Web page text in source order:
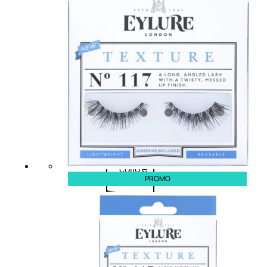
viso giorno
Trattamento
viso notte
Trattamento
viso 24 ore
Trattamento
viso antietà
Trattamento
viso
Trattamento
collo e
décolleté
Trattamento
viso BB e CC
cream
occhi
Trattamento
labbra
Detergenti
trattanti
Scrub
Maschere
Sieri
trattamento
viso
PROMO